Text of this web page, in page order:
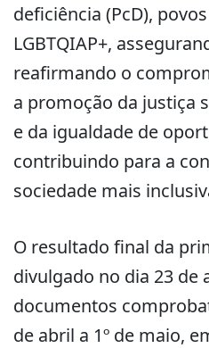
deficiência (PcD),
LGBTQIAP+,
reafirmando o
a promoção da justiça
e da igualdade de
contribuindo para a
sociedade mais
O resultado final da
divulgado no dia 23 de
documentos
de abril a 1º de maio,